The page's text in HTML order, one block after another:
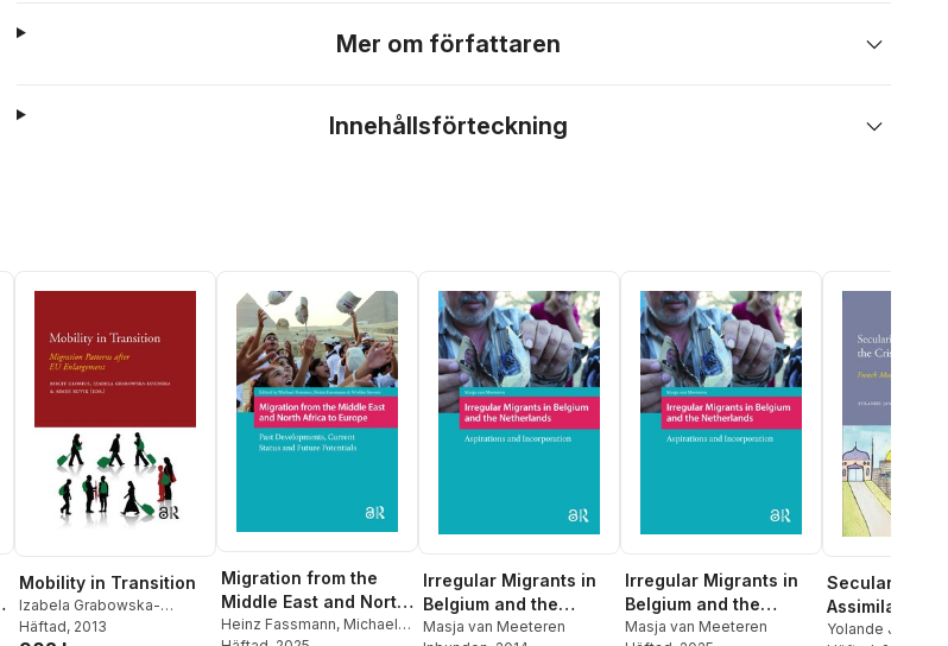
Mer om författaren
Innehållsförteckning
Mobility in Transition
Izabela Grabowska-
Lusinska,Aimee Kuvik
Häftad, 2013
Migration from the
Middle East and North
Africa to Europe
Heinz Fassmann, Michael
Irregular Migrants in
Belgium and the
Netherlands
Masja van Meeteren
Irregular Migrants in
Belgium and the
Netherlands
Masja van Meeteren
Secularism,
Assimilation
Crisis of
Yolande Jansen